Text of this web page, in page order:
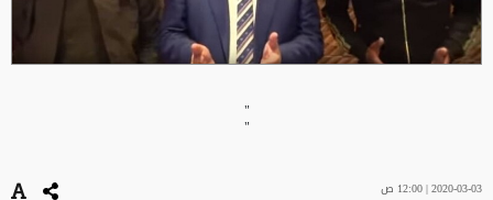
"
"
2020-03-03 | 12:00 ص